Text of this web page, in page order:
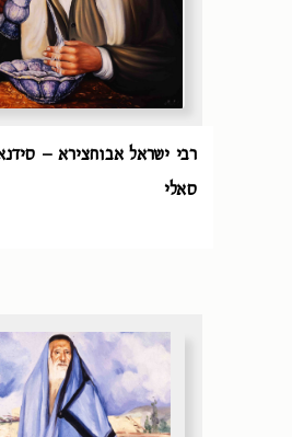
רבי ישראל אבוחצירא –
סאלי